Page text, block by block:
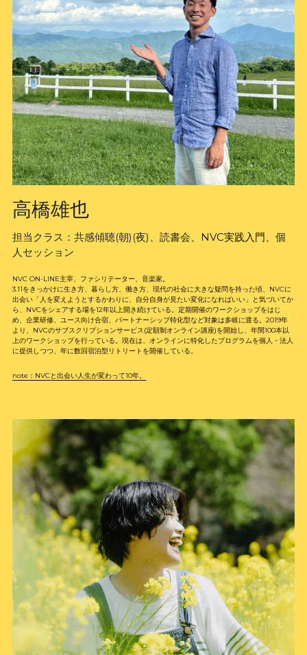
高橋雄也
担当クラス：共感傾聴(朝)(夜)、読書会、 NVC実践入門、個
人セッション
NVC ON-LINE主宰、ファシリテーター、音楽家。
3.11をきっかけに生き方、暮らし方、働き方、現代の社会に大きな疑問を持った頃、NVCに
出会い「人を変えようとするかわりに、自分自身が見たい変化になればいい」と気づいてか
ら、NVCをシェアする場を12年以上開き続けている。定期開催のワークショップをはじ
め、企業研修、ユース向け合宿、パートナーシップ特化型など対象は多岐に渡る。2019年
より、NVCのサブスクリプションサービス(定額制オンライン講座)を開始し、年間100本以
上のワークショップを行っている。現在は、オンラインに特化したプログラムを個人・法人
に提供しつつ、年に数回宿泊型リトリートを開催している。
note：NVCと出会い人生が変わって10年。